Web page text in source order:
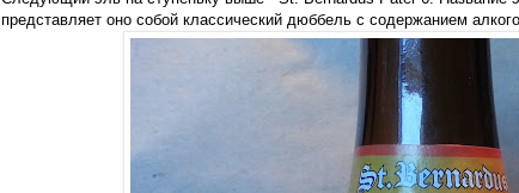
представляет оно собой классический дюббель с содержанием